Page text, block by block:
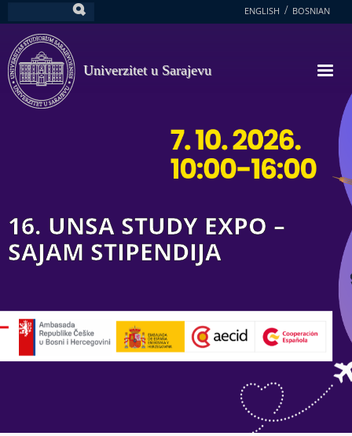
na
glavni
sadržaj
ENGLISH BOSNIAN
Univerzitet u Sarajevu
16. UNSA STUDY EXPO –
SAJAM STIPENDIJA